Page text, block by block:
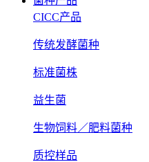
CICC产品
传统发酵菌种
标准菌株
益生菌
生物饲料／肥料菌种
质控样品